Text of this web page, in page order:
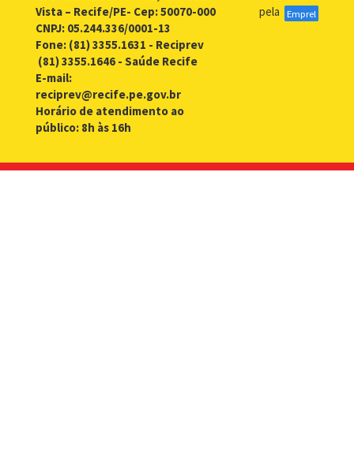
Vista – Recife/PE- Cep: 50070-000
CNPJ: 05.244.336/0001-13
Fone: (81) 3355.1631 - Reciprev
(81) 3355.1646 - Saúde Recife
E-mail:
reciprev@recife.pe.gov.br
Horário de atendimento ao
público: 8h às 16h
pela
Emprel